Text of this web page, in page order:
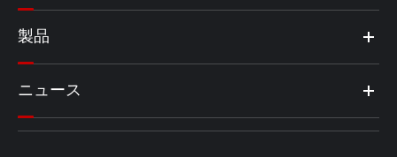
製品
ニュース